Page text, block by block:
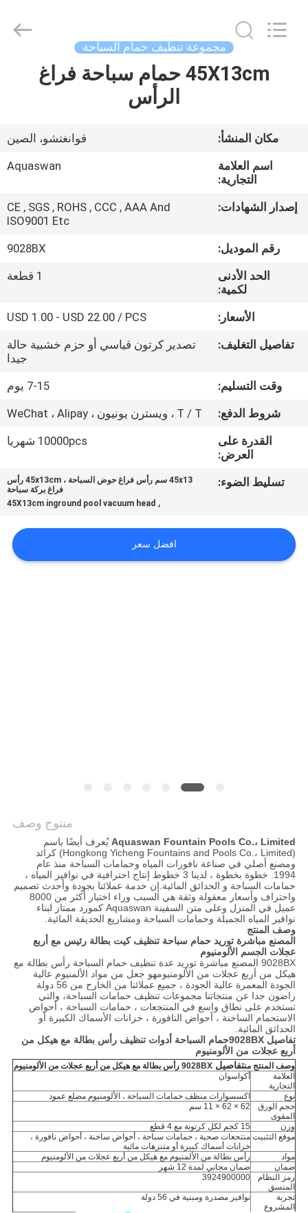
الصفحة
منتجات
معلومات
عنا
جولة
مراقبة
اتصل
اطلب
NEWS
مجموعة تنظيف حمام السباحة
45X13cm حمام سباحة فراغ
الرأس
مكان المنشأ:
قوانغتشو، الصين
اسم العلامة
التجارية:
Aquaswan
إصدار الشهادات:
CE , SGS , ROHS , CCC , AAA And
ISO9001 Etc
رقم الموديل:
9028BX
الحد الأدنى
لكمية:
1 قطعة
الأسعار:
USD 1.00 - USD 22.00 / PCS
تفاصيل التغليف:
تصدير كرتون قياسي أو حزم خشبية حالة
جيدا
وقت التسليم:
7-15 يوم
شروط الدفع:
T / T ، ويسترن يونيون ، WeChat ، Alipay
القدرة على
العرض:
10000pcs شهريا
تسليط الضوء:
45x13 سم رأس فراغ حوض السباحة ، 45x13cm رأس
فراغ بركة سباحة
,
45X13cm inground pool vacuum head
افضل سعر
منتوج وصف
Aquaswan Fountain Pools Co.، Limited يُعرف أيضًا باسم
(Hongkong Yicheng Fountains and Pools Co.، Limited) كرائد
ومصنع أصلي في صناعة نافورات المياه وحمامات السباحة منذ عام
1994. خطوة بخطوة ، لدينا 3 خطوط إنتاج احترافية في نوافير المياه ،
حمامات السباحة و الحدائق المائية.إن خدمة عملائنا بجودة وأحدث تصميم
واحتراف وأسعار معقولة وثقة هي السبب وراء اختيار أكثر من 8000
عميل في المنزل وعلى متن السفينة Aquaswan كمورد ممتاز لبناء
نوافير المياه الجميلة وحمامات السباحة ومشاريع الحديقة المائية.
وصف المنتج
المصنع مباشرة توريد حمام سباحة تنظيف كيت بطالة رئيس مع أربع
عجلات الجسم الألومنيوم
9028BX المصنع مباشرة توريد عدة تنظيف حمام السباحة
رأس بطالة مع
هيكل من أربع عجلات من الألومنيومهو جعل من مواد الألمنيوم عالية
الجودة المعمرة عالية الجودة ، جميع عملائنا من الخارج من 56 دولة
راضون جدا عن منتجاتنا مجموعات تنظيف حمامات السباحة، والتي
تستخدم على نطاق واسع في المنتجعات ، حمامات السباحة ، أحواض
الاستحمام الساخنة ، أحواض النافورة ، خزانات الأسماك الكبيرة أو
الحدائق المائية.
تفاصيل 9028BXحمام السباحة أدوات تنظيف رأس بطالة مع هيكل من
أربع عجلات من الألومنيوم
وصف المنتج منتفاصيل 9028BX رأس بطالة مع هيكل من أربع عجلات من الألومنيوم
العلامة
التجارية
أكواسوان
نوع اكسسوارات منظف حمامات السباحة ، الألومنيوم مضلععمود
حجم الورق
المقوى
62 × 62 × 11 سم
وزن
15 كجم لكل كرتونة مع 4 قطع
موقع التثبيت منتجعات صحية ، حمامات سباحة ، أحواض ساخنة ، أحواض نافورة ،
خزانات أسماك كبيرة أو متنزهات مائية
مواد
رأس بطالة من الألمنيوم مع هيكل من أربع عجلات من الألومنيوم
ضمان
ضمان مجاني لمدة 12 شهر
رمز النظام
المنسق
3924900000
تجربة
المشروع
نوافير مصدرة ومبنية في 56 دولة